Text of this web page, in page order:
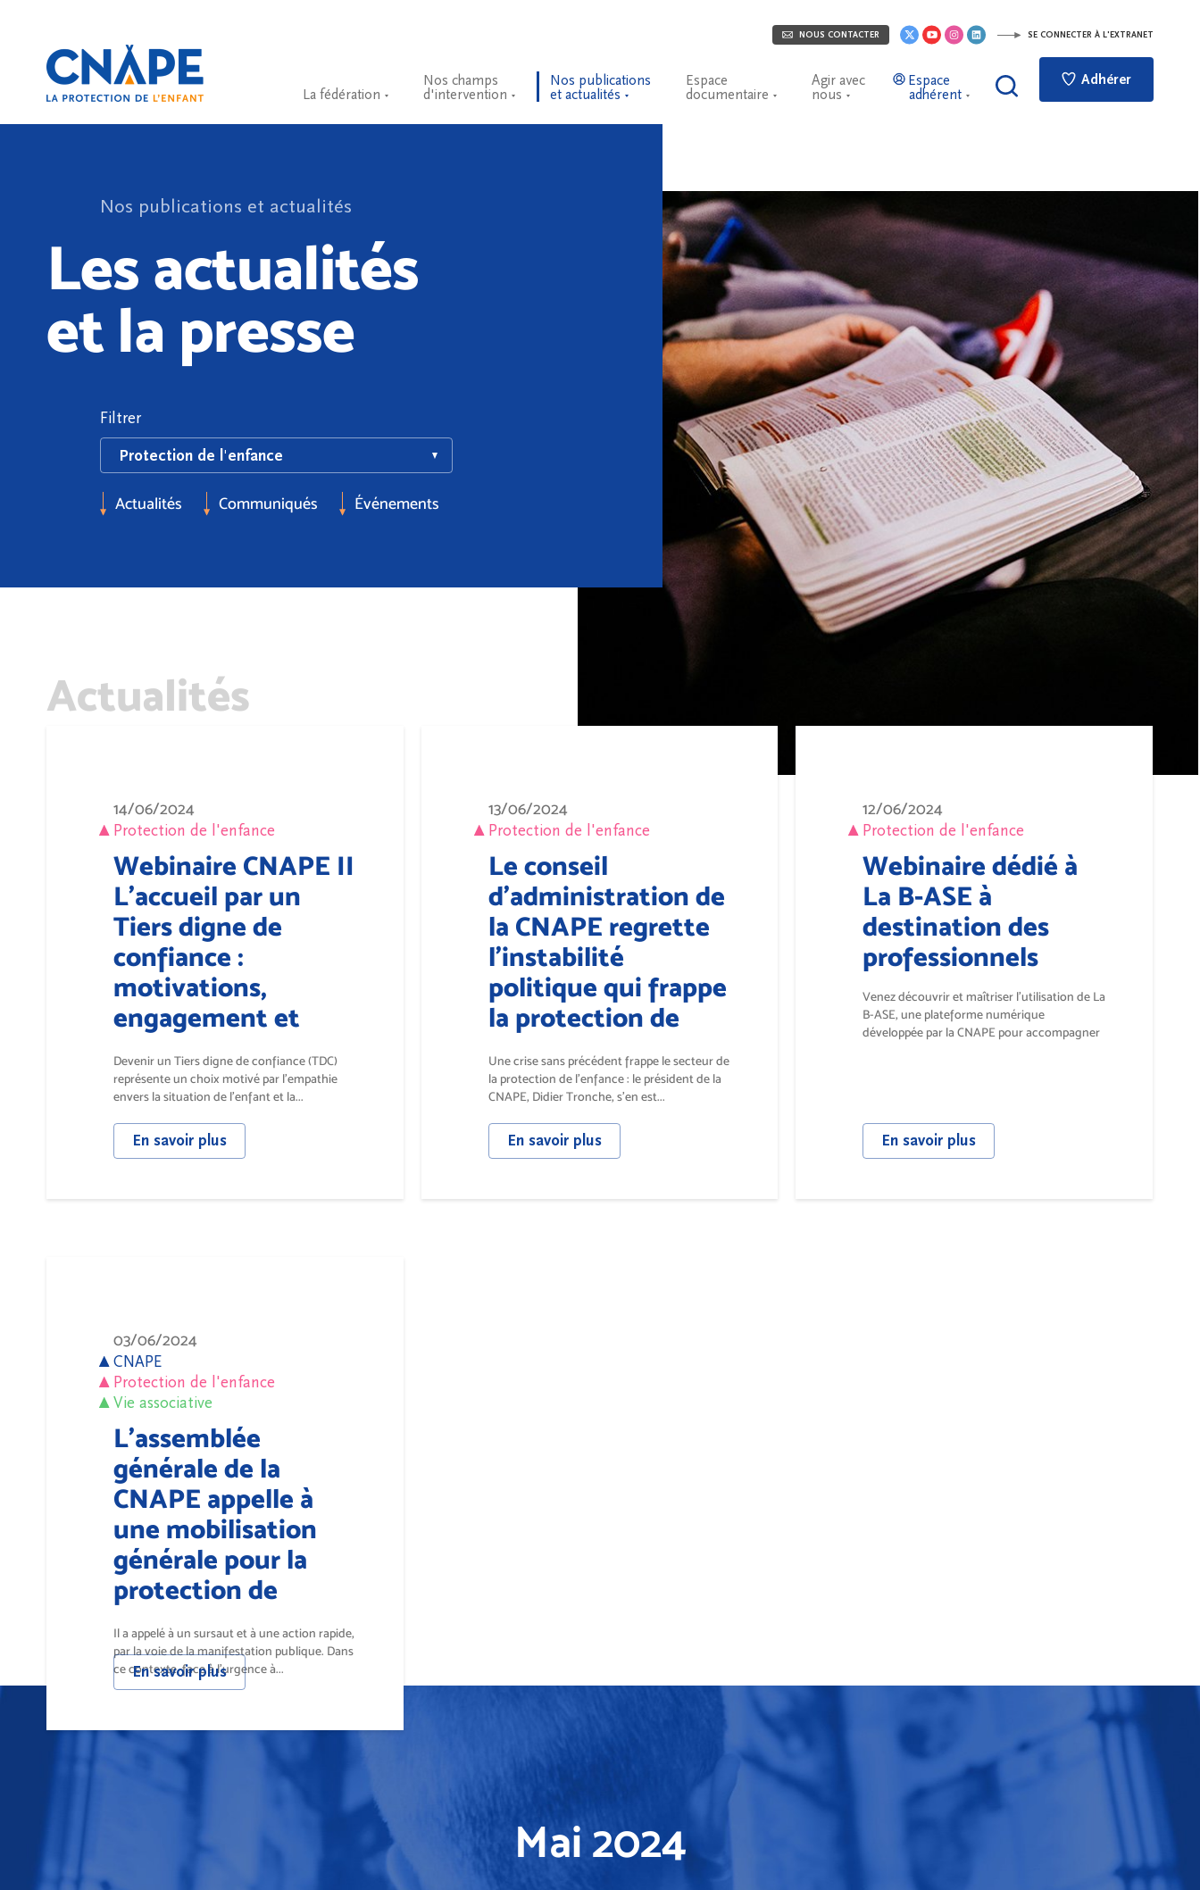
NOUS CONTACTER SE CONNECTER À L'EXTRANET
La fédération
Nos champs
d'intervention
Nos publications
et actualités
Espace
documentaire
Agir avec
nous
Espace
adhérent
Adhérer
Nos publications et actualités
Les actualités
et la presse
Filtrer
Actualités Communiqués Événements
Actualités
14/06/2024
Protection de l'enfance
Webinaire CNAPE II
L’accueil par un
Tiers digne de
confiance :
motivations,
engagement et
responsabilités
Devenir un Tiers digne de confiance (TDC)
représente un choix motivé par l'empathie
envers la situation de l'enfant et la...
En savoir plus
13/06/2024
Protection de l'enfance
Le conseil
d’administration de
la CNAPE regrette
l’instabilité
politique qui frappe
la protection de
l’enfance, pourtant
confrontée à une
crise majeure
Une crise sans précédent frappe le secteur de
la protection de l’enfance : le président de la
CNAPE, Didier Tronche, s’en est...
En savoir plus
12/06/2024
Protection de l'enfance
Webinaire dédié à
La B-ASE à
destination des
professionnels
Venez découvrir et maîtriser l’utilisation de La
B-ASE, une plateforme numérique
développée par la CNAPE pour accompagner
En savoir plus
03/06/2024
CNAPE
Protection de l'enfance
Vie associative
L'assemblée
générale de la
CNAPE appelle à
une mobilisation
générale pour la
protection de
l'enfance
Il a appelé à un sursaut et à une action rapide,
par la voie de la manifestation publique. Dans
ce contexte, face à l'urgence à...
En savoir plus
Mai 2024